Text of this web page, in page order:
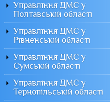
Управління ДМС у
Полтавській області
Управління ДМС у
Рівненській області
Управління ДМС у
Сумській області
Управління ДМС у
Тернопільській області